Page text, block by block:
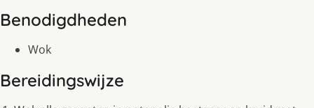
Benodigdheden
Wok
Bereidingswijze